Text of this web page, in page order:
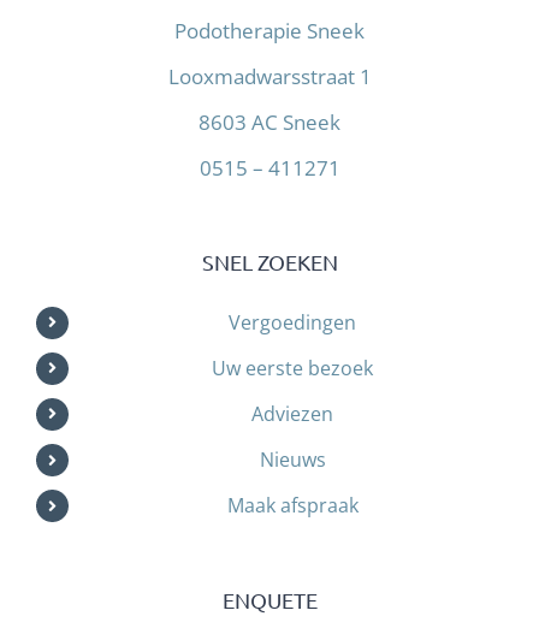
Podotherapie Sneek
Looxmadwarsstraat 1
8603 AC Sneek
0515 – 411271
SNEL ZOEKEN
Vergoedingen
Uw eerste bezoek
Adviezen
Nieuws
Maak afspraak
ENQUETE